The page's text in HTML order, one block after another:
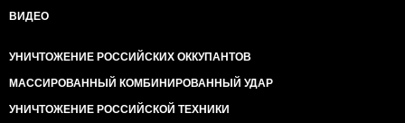
ВИДЕО
УНИЧТОЖЕНИЕ РОССИЙСКИХ ОККУПАНТОВ
МАССИРОВАННЫЙ КОМБИНИРОВАННЫЙ УДАР
УНИЧТОЖЕНИЕ РОССИЙСКОЙ ТЕХНИКИ